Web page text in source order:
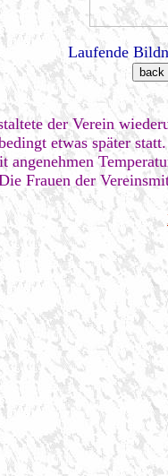
Laufende
der Verein
etwas später
angenehmen
Frauen der